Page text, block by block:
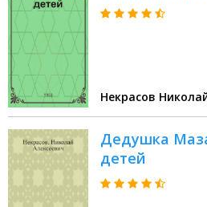
Некрасов
Дедушка
детей